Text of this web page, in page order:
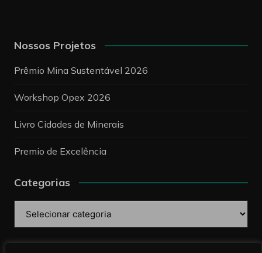
Nossos Projetos
Prêmio Mina Sustentável 2026
Workshop Opex 2026
Livro Cidades de Minerais
Premio de Excelência
Categorias